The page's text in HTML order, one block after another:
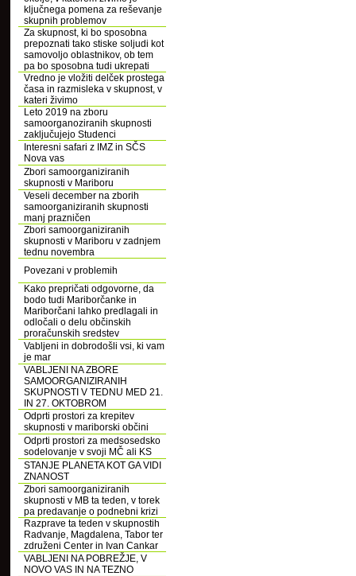
ključnega pomena za reševanje
skupnih problemov
Za skupnost, ki bo sposobna
prepoznati tako stiske soljudi kot
samovoljo oblastnikov, ob tem
pa bo sposobna tudi ukrepati
Vredno je vložiti delček prostega
časa in razmisleka v skupnost, v
kateri živimo
Leto 2019 na zboru
samoorganoziranih skupnosti
zaključujejo Studenci
Interesni safari z IMZ in SČS
Nova vas
Zbori samoorganiziranih
skupnosti v Mariboru
Veseli december na zborih
samoorganiziranih skupnosti
manj prazničen
Zbori samoorganiziranih
skupnosti v Mariboru v zadnjem
tednu novembra
Povezani v problemih
Kako prepričati odgovorne, da
bodo tudi Mariborčanke in
Mariborčani lahko predlagali in
odločali o delu občinskih
proračunskih sredstev
Vabljeni in dobrodošli vsi, ki vam
je mar
VABLJENI NA ZBORE
SAMOORGANIZIRANIH
SKUPNOSTI V TEDNU MED 21.
IN 27. OKTOBROM
Odprti prostori za krepitev
skupnosti v mariborski občini
Odprti prostori za medsosedsko
sodelovanje v svoji MČ ali KS
STANJE PLANETA KOT GA VIDI
ZNANOST
Zbori samoorganiziranih
skupnosti v MB ta teden, v torek
pa predavanje o podnebni krizi
Razprave ta teden v skupnostih
Radvanje, Magdalena, Tabor ter
združeni Center in Ivan Cankar
VABLJENI NA POBREŽJE, V
NOVO VAS IN NA TEZNO